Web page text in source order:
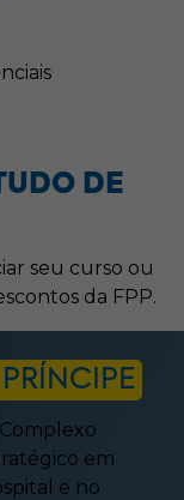
DE
seu curso ou
da FPP.
em
e no